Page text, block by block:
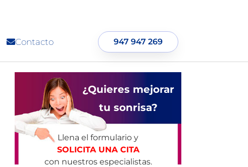
Contacto 947 947 269
¿Quieres mejorar
tu sonrisa?
Llena el formulario y
SOLICITA UNA CITA
con nuestros especialistas.